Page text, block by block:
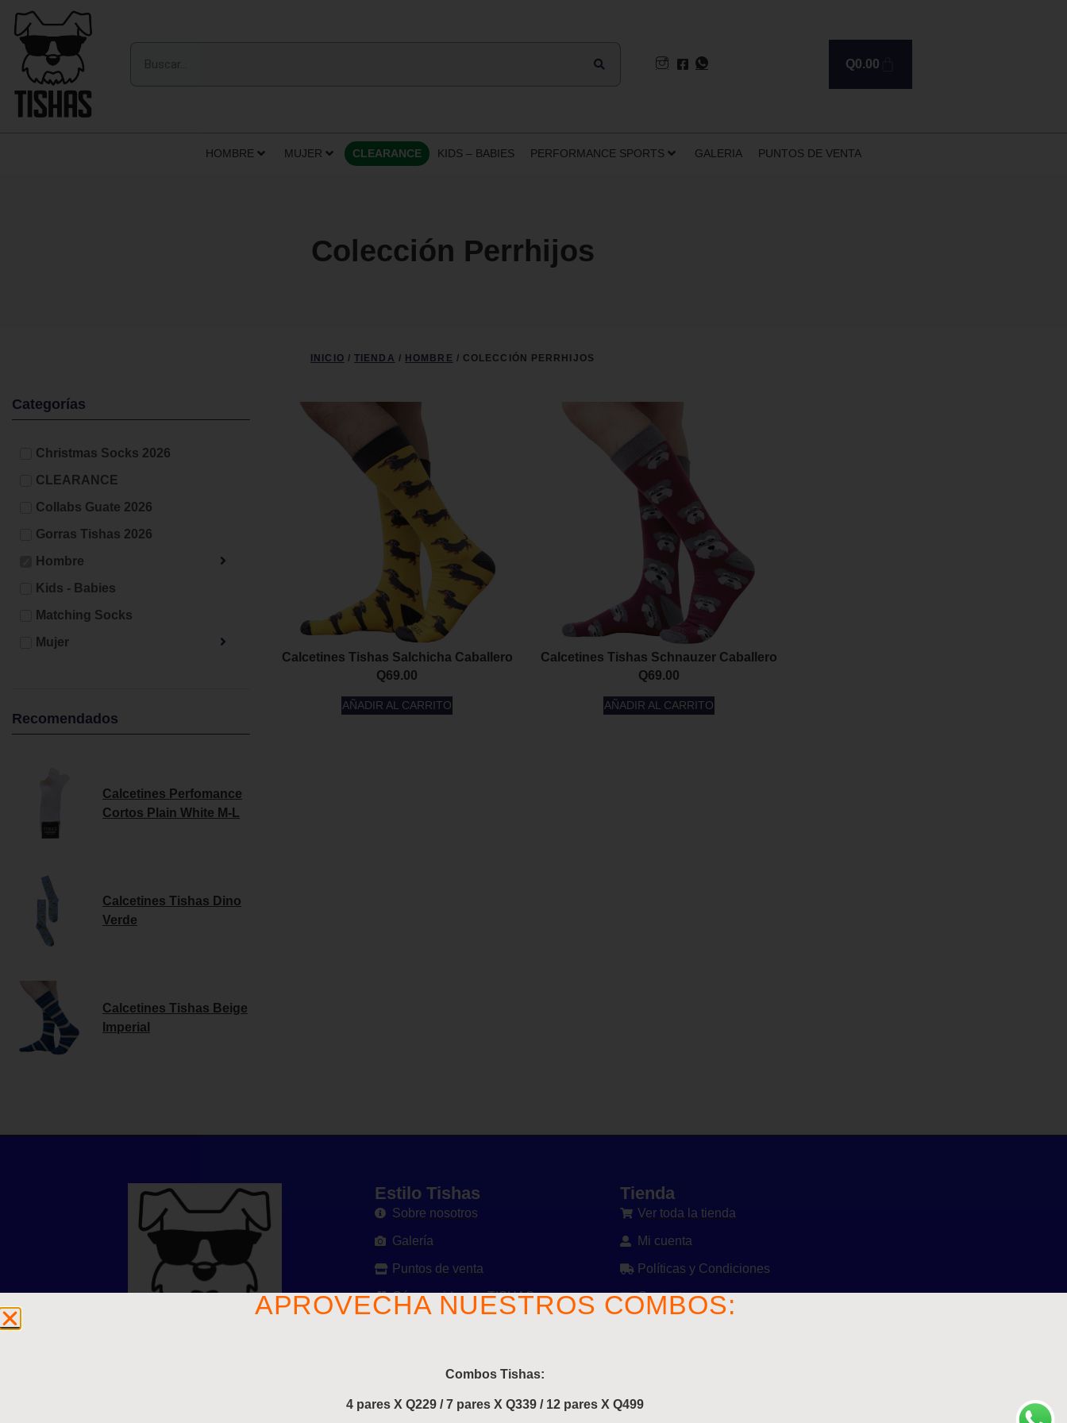
Q0.00
HOMBRE MUJER CLEARANCE KIDS – BABIES PERFORMANCE SPORTS GALERIA PUNTOS DE VENTA
Colección Perrhijos
INICIO /TIENDA / HOMBRE / COLECCIÓN PERRHIJOS
Categorías
Christmas Socks 2026
CLEARANCE
Collabs Guate 2026
Gorras Tishas 2026
Hombre
Kids - Babies
Matching Socks
Mujer
Recomendados
Calcetines Perfomance
Cortos Plain White M-L
Calcetines Tishas Dino
Verde
Calcetines Tishas Beige
Imperial
Calcetines Tishas Salchicha Caballero
Q69.00
AÑADIR AL CARRITO
Calcetines Tishas Schnauzer Caballero
Q69.00
AÑADIR AL CARRITO
Estilo Tishas
Sobre nosotros
Galería
Puntos de venta
Cómo cuidar tus TISHAS
Tienda
Ver toda la tienda
Mi cuenta
Políticas y Condiciones
Contacto
APROVECHA NUESTROS COMBOS:
Combos Tishas:
4 pares X Q229 / 7 pares X Q339 / 12 pares X Q499